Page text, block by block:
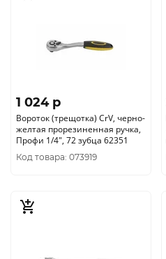
1 024 p
Вороток (трещотка) CrV, черно-
желтая прорезиненная ручка,
Профи 1/4", 72 зубца 62351
Код товара: 073919